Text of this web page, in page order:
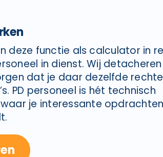
deze functie als calculator in
in dienst. Wij
dat je daar dezelfde
PD personeel is hét technisch
je interessante